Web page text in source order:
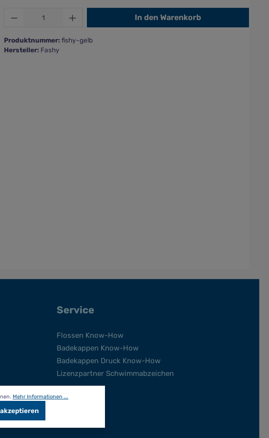
Produkt Anzahl: Gib den gewünschten Wert
In den Warenkorb
Produktnummer: fishy-gelb
Hersteller: Fashy
Service
Flossen Know-How
Badekappen Know-How
Badekappen Druck Know-How
Lizenzpartner Schwimmabzeichen
Mehr Informationen ...